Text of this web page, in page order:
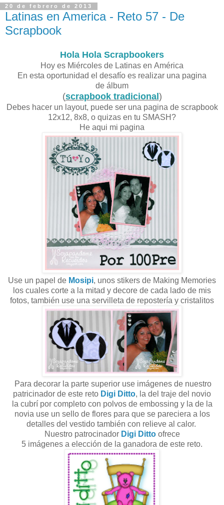
20 de febrero de 2013
Latinas en America - Reto 57 - De
Scrapbook
Hola Hola Scrapbookers
Hoy es Miércoles de Latinas en América
En esta oportunidad el desafío es realizar una pagina
de álbum
(scrapbook tradicional )
Debes hacer un layout, puede ser una pagina de scrapbook
12x12, 8x8, o quizas en tu SMASH?
He aqui mi pagina
Use un papel de Mosipi, unos stikers de Making Memories
los cuales corte a la mitad y decore de cada lado de mis
fotos, también use una servilleta de repostería y cristalitos
Para decorar la parte superior use imágenes de nuestro
patricinador de este reto Digi Ditto, la del traje del novio
la cubrí por completo con polvos de embossing y la de la
novia use un sello de flores para que se pareciera a los
detalles del vestido también con relieve al calor.
Nuestro patrocinador Digi Ditto ofrece
5 imágenes a elección de la ganadora de este reto.